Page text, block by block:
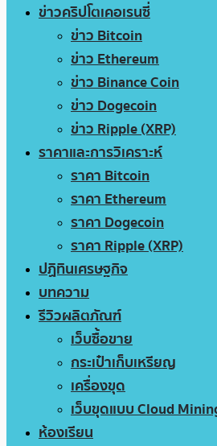
ข่าวคริปโตเคอเรนซี่
ข่าว Bitcoin
ข่าว Ethereum
ข่าว Binance Coin
ข่าว Dogecoin
ข่าว Ripple (XRP)
ราคาและการวิเคราะห์
ราคา Bitcoin
ราคา Ethereum
ราคา Dogecoin
ราคา Ripple (XRP)
ปฏิทินเศรษฐกิจ
บทความ
รีวิวผลิตภัณฑ์
เว็บซื้อขาย
กระเป๋าเก็บเหรียญ
เครื่องขุด
เว็บขุดแบบ Cloud
ห้องเรียน